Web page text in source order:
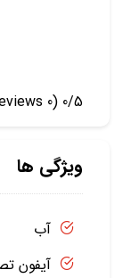
0/5
(0 Reviews)
ویژگی ها
آب
آیفون